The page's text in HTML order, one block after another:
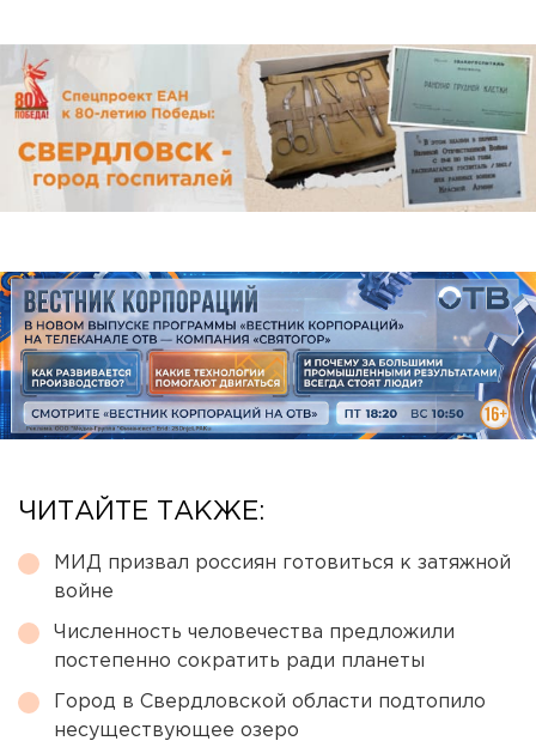
ЧИТАЙТЕ ТАКЖЕ:
МИД призвал россиян готовиться к затяжной
войне
Численность человечества предложили
постепенно сократить ради планеты
Город в Свердловской области подтопило
несуществующее озеро